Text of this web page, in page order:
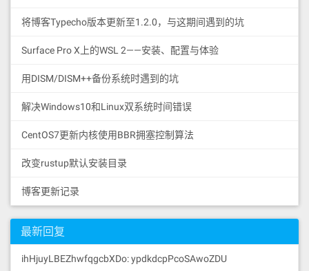
将博客Typecho版本更新至1.2.0，与这期间遇到的坑
Surface Pro X上的WSL 2——安装、配置与体验
用DISM/DISM++备份系统时遇到的坑
解决Windows10和Linux双系统时间错误
CentOS7更新内核使用BBR拥塞控制算法
改变rustup默认安装目录
博客更新记录
最新回复
ihHjuyLBEZhwfqgcbXDo: ypdkdcpPcoSAwoZDU